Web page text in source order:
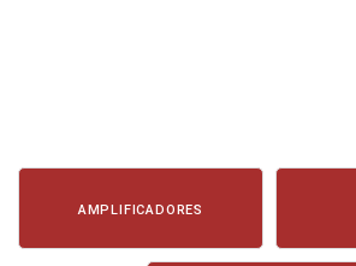
AMPLIFICADORES